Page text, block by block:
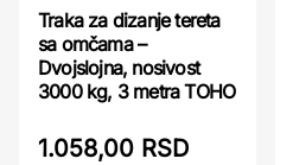
Traka za dizanje tereta
sa omčama –
Dvojslojna, nosivost
3000 kg, 3 metra TOHO
1.058,00 RSD